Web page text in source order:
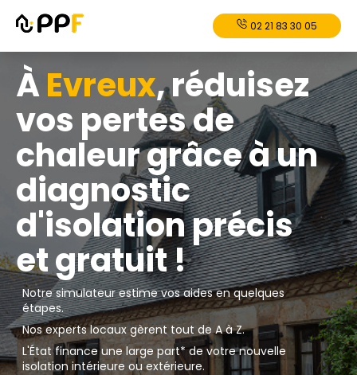
02 21 83 30 05
ÀEvreux, réduisez
vos pertes de
chaleur grâce à un
diagnostic
d'isolation précis
et gratuit !
Notre simulateur estime vos aides en quelques
étapes.
Nos experts locaux gèrent tout de A à Z.
L'État finance une large part* de votre nouvelle
isolation intérieure ou extérieure.